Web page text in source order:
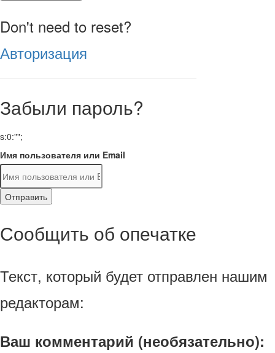
Don't need to reset?
Авторизация
Забыли пароль?
s:0:"";
Имя пользователя или Email
Отправить
Сообщить об опечатке
Текст, который будет отправлен нашим
редакторам:
Ваш комментарий (необязательно):